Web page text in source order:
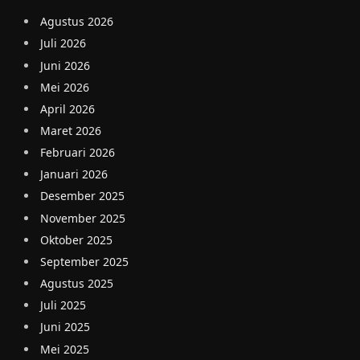
Agustus 2026
Juli 2026
Juni 2026
Mei 2026
April 2026
Maret 2026
Februari 2026
Januari 2026
Desember 2025
November 2025
Oktober 2025
September 2025
Agustus 2025
Juli 2025
Juni 2025
Mei 2025